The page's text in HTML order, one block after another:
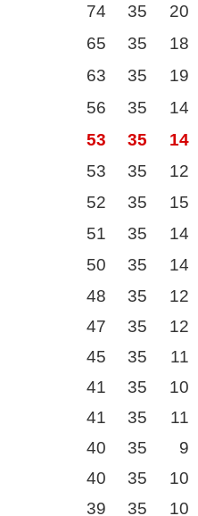
74 35 20
65 35 18
63 35 19
56 35 14
53 35 14
53 35 12
52 35 15
51 35 14
50 35 14
48 35 12
47 35 12
45 35 11
41 35 10
41 35 11
40 35 9
40 35 10
39 35 10